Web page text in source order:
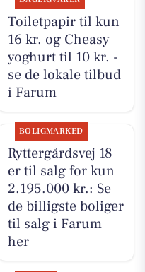
Toiletpapir til kun
16 kr. og Cheasy
yoghurt til 10 kr. -
se de lokale tilbud
i Farum
BOLIGMARKED
Ryttergårdsvej 18
er til salg for kun
2.195.000 kr.: Se
de billigste boliger
til salg i Farum
her